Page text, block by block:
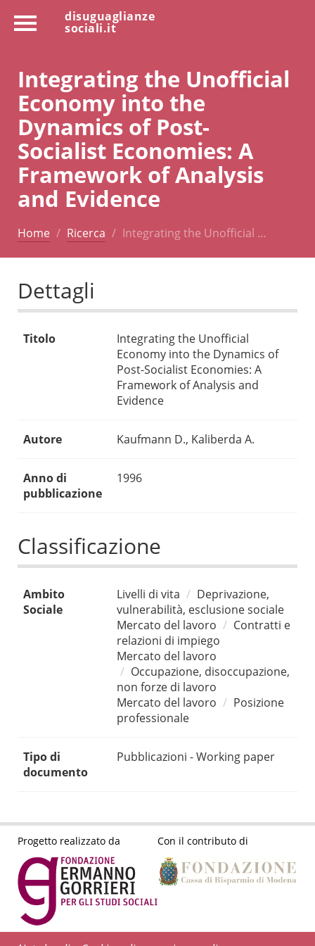
disuguaglianze
sociali.it
Integrating the Unofficial
Economy into the
Dynamics of Post-
Socialist Economies: A
Framework of Analysis
and Evidence
Home Ricerca Integrating the Unofficial …
Dettagli
Titolo
Integrating the Unofficial
Economy into the Dynamics of
Post-Socialist Economies: A
Framework of Analysis and
Evidence
Autore Kaufmann D., Kaliberda A.
Anno di
pubblicazione
1996
Classificazione
Ambito
Sociale
Livelli di vita
Deprivazione,
vulnerabilità, esclusione sociale
Mercato del lavoro
Contratti e
relazioni di impiego
Mercato del lavoro
Occupazione, disoccupazione,
non forze di lavoro
Mercato del lavoro
Posizione
professionale
Tipo di
documento
Pubblicazioni - Working paper
Progetto realizzato da Con il contributo di